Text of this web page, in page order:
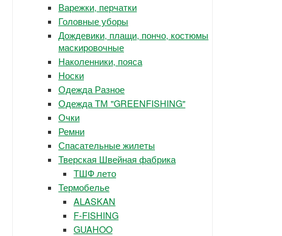
Варежки, перчатки
Головные уборы
Дождевики, плащи, пончо, костюмы
маскировочные
Наколенники, пояса
Носки
Одежда Разное
Одежда ТМ "GREENFISHING"
Очки
Ремни
Спасательные жилеты
Тверская Швейная фабрика
ТШФ лето
Термобелье
ALASKAN
F-FISHING
GUAHOO